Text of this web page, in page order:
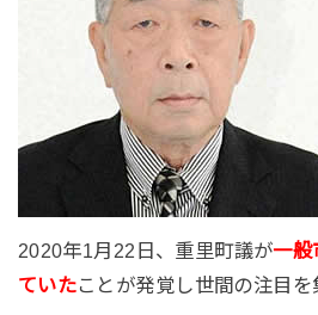
2020年1月22日、重里町議が一般
ていたことが発覚し世間の注目を